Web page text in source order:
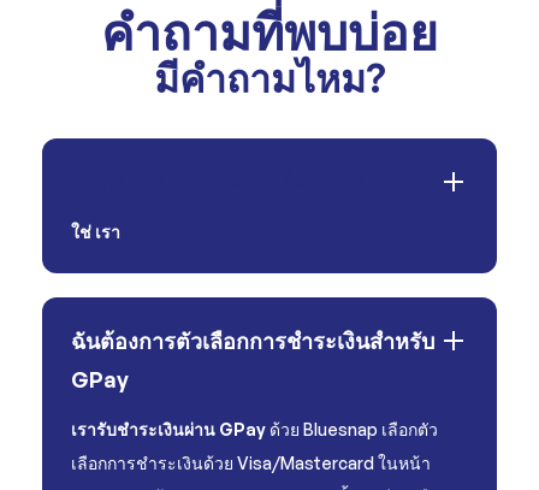
คำถามที่พบบ่อย
มีคำถามไหม?
ใช่ เรา
ฉันต้องการตัวเลือกการชำระเงินสำหรับ
GPay
เรารับชำระเงินผ่าน GPay ด้วย Bluesnap เลือกตัว
เลือกการชำระเงินด้วย Visa/Mastercard ในหน้า